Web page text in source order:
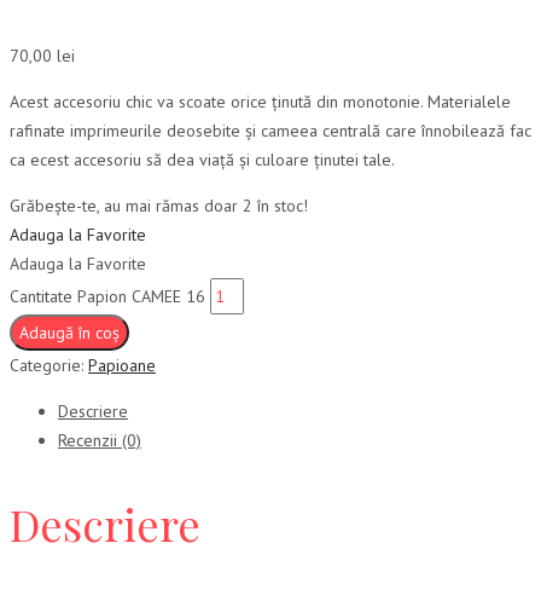
70,00 lei
Acest accesoriu chic va scoate orice ținută din monotonie. Materialele
rafinate imprimeurile deosebite și cameea centrală care înnobilează fac
ca ecest accesoriu să dea viață și culoare ținutei tale.
Grăbește-te, au mai rămas doar 2 în stoc!
Adauga la Favorite
Adauga la Favorite
Cantitate Papion CAMEE 16
Adaugă în coș
Categorie: Papioane
Descriere
Recenzii (0)
Descriere